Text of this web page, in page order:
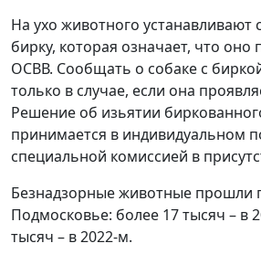
На ухо животного устанавливают
бирку, которая означает, что
ОСВВ. Сообщать о собаке с
только в случае, если она
Решение об изьятии
принимается в индивидуальном
специальной комиссией в
Безнадзорные животные прошли
Подмосковье: более 17 тысяч – в
тысяч – в 2022-м.